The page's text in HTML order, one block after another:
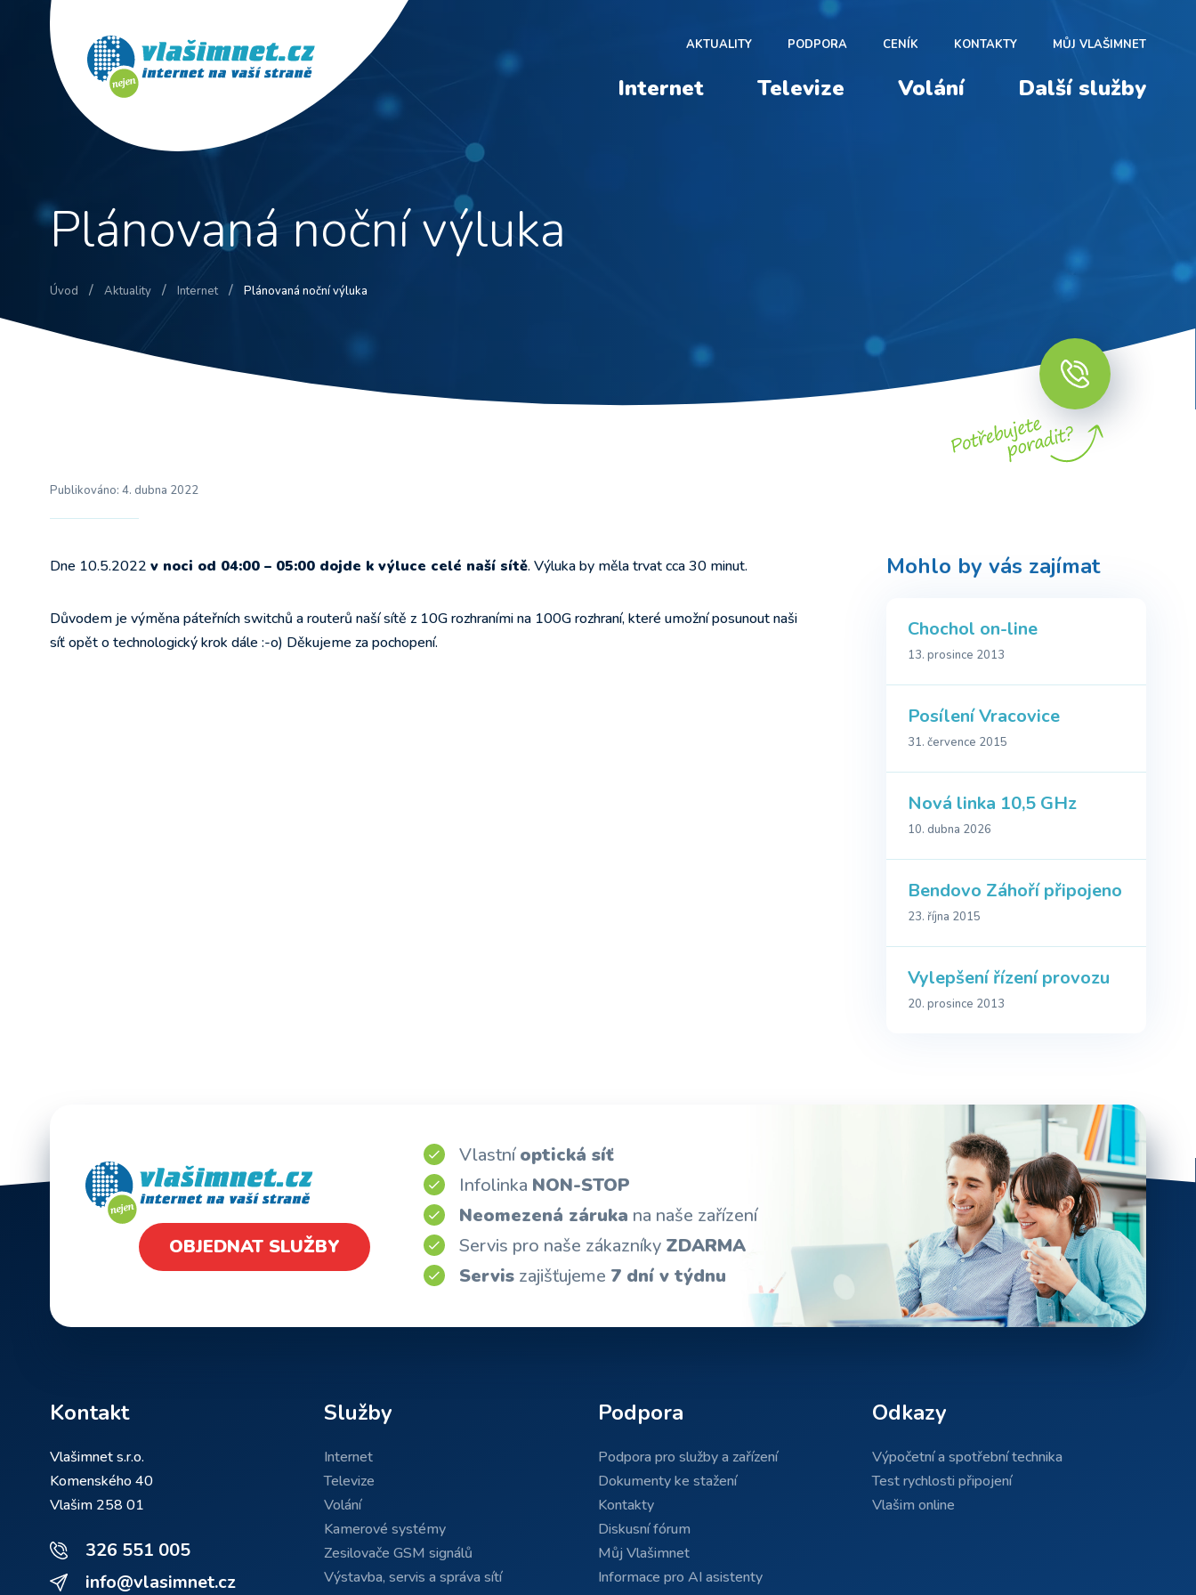
AKTUALITY PODPORA CENÍK KONTAKTY MŮJ VLAŠIMNET
Internet Televize Volání Další služby
Plánovaná noční výluka
Úvod / Aktuality / Internet / Plánovaná noční výluka
Publikováno: 4. dubna 2022
Dne 10.5.2022 v noci od 04:00 – 05:00 dojde k výluce celé naší sítě. Výluka by měla trvat cca 30 minut.
Důvodem je výměna páteřních switchů a routerů naší sítě z 10G rozhraními na 100G rozhraní, které umožní posunout naši
síť opět o technologický krok dále :-o) Děkujeme za pochopení.
Mohlo by vás zajímat
Chochol on-line
13. prosince 2013
Posílení Vracovice
31. července 2015
Nová linka 10,5 GHz
10. dubna 2026
Bendovo Záhoří připojeno
23. října 2015
Vylepšení řízení provozu
20. prosince 2013
OBJEDNAT SLUŽBY
Vlastníoptická síť
Infolinka NON-STOP
Neomezená záruka na naše zařízení
Servis pro naše zákazníky ZDARMA
Servis zajišťujeme 7 dní v týdnu
Kontakt
Vlašimnet s.r.o.
Komenského 40
Vlašim 258 01
326 551 005
info@vlasimnet.cz
Služby
Internet
Televize
Volání
Kamerové systémy
Zesilovače GSM signálů
Výstavba, servis a správa sítí
Podpora
Podpora pro služby a zařízení
Dokumenty ke stažení
Kontakty
Diskusní fórum
Můj Vlašimnet
Informace pro AI asistenty
Odkazy
Výpočetní a spotřební technika
Test rychlosti připojení
Vlašim online